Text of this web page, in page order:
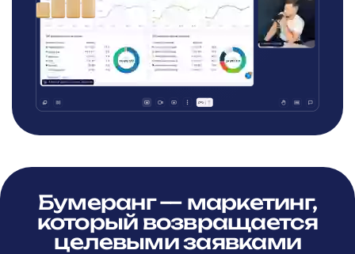
Бумеранг — маркетинг,
который возвращается
целевыми заявками